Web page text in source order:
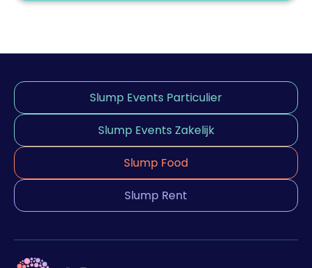
Slump Events Particulier
Slump Events Zakelijk
Slump Food
Slump Rent